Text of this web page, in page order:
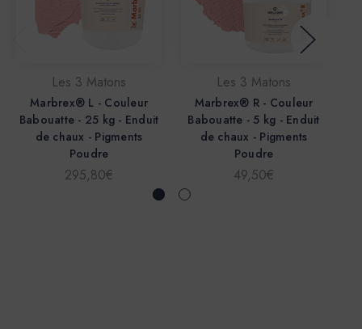
Les 3 Matons
Marbrex® L - Couleur
Babouatte - 25 kg - Enduit
de chaux - Pigments
Poudre
295,80€
Les 3 Matons
Marbrex® R - Couleur
Babouatte - 5 kg - Enduit
de chaux - Pigments
Poudre
49,50€